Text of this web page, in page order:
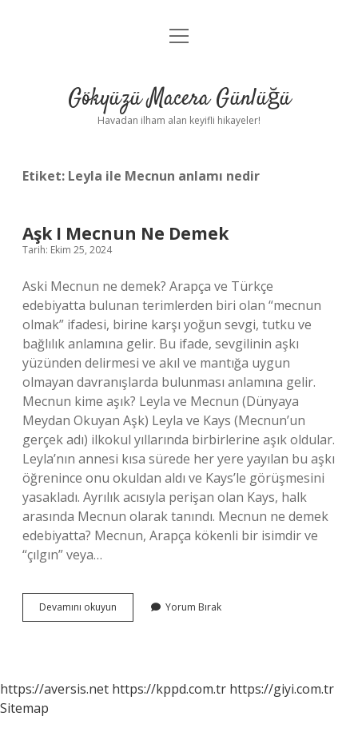
Anasayfa
Yasal Uyarı
menüyü
Gökyüzü Macera Günlüğü
Havadan ilham alan keyifli hikayeler!
Etiket: Leyla ile Mecnun anlamı nedir
Aşk I Mecnun Ne Demek
Tarih: Ekim 25, 2024
Aski Mecnun ne demek? Arapça ve Türkçe
edebiyatta bulunan terimlerden biri olan “mecnun
olmak” ifadesi, birine karşı yoğun sevgi, tutku ve
bağlılık anlamına gelir. Bu ifade, sevgilinin aşkı
yüzünden delirmesi ve akıl ve mantığa uygun
olmayan davranışlarda bulunması anlamına gelir.
Mecnun kime aşık? Leyla ve Mecnun (Dünyaya
Meydan Okuyan Aşk) Leyla ve Kays (Mecnun’un
gerçek adı) ilkokul yıllarında birbirlerine aşık oldular.
Leyla’nın annesi kısa sürede her yere yayılan bu aşkı
öğrenince onu okuldan aldı ve Kays’le görüşmesini
yasakladı. Ayrılık acısıyla perişan olan Kays, halk
arasında Mecnun olarak tanındı. Mecnun ne demek
edebiyatta? Mecnun, Arapça kökenli bir isimdir ve
“çılgın” veya…
Devamını okuyun
I
Yorum Bırak
https://aversis.net https://kppd.com.tr https://giyi.com.tr
Sitemap